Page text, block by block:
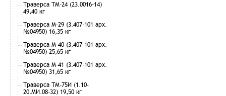
Траверса ТМ-24 (23.0016-14)
49,40 кг
Траверса М-29 (3.407-101 арх.
№04950) 16,35 кг
Траверса М-40 (3.407-101 арх.
№04950) 25,65 кг
Траверса М-41 (3.407-101 арх.
№04950) 31,65 кг
Траверса ТМ-75И (1.10-
20.МИ.08-32) 19,50 кг